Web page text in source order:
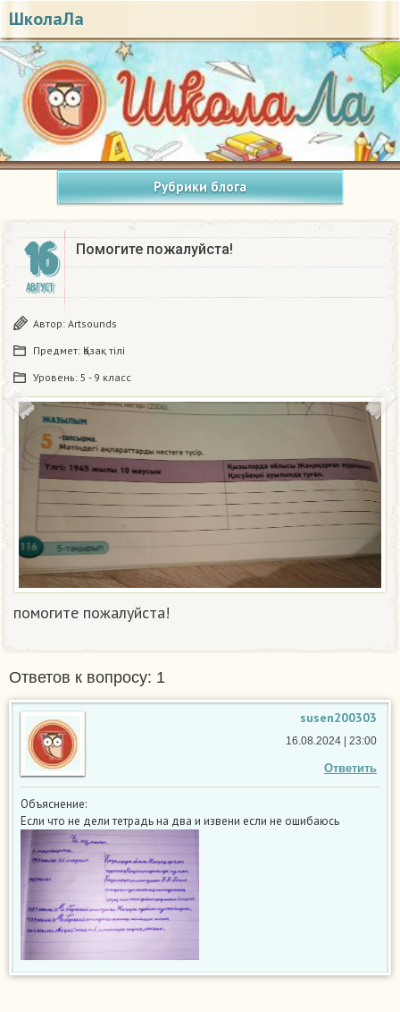
ШколаЛа
Рубрики блога
16
АВГУСТ
Помогите пожалуйста!
Автор: Artsounds
Предмет: Қазақ тiлi
Уровень: 5 - 9 класс
помогите пожалуйста!
Ответов к вопросу: 1
susen200303
Ответить
16.08.2024 | 23:00
Объяснение:
Если что не дели тетрадь на два и извени если не ошибаюсь